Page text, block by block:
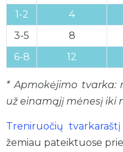
1-2
4
3-5
8
6-8
12
* Apmokėjimo tvarka:
už einamąjį mėnesį iki
Treniruočių tvarkaraštį
žemiau pateiktuose